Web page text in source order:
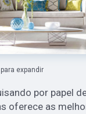
expandir
por papel
oferece as